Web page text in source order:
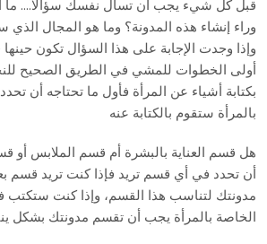
قبل كل شيء يجب أن تسأل نفسك سؤالاً…. ما
وراء إنشاء هذه المدونة؟ وما هو المجال الذي
وإذا وجدت الإجابة على هذا السؤال تكون
أولى الخطوات للمشي في الطريق الصحيح
بكتابة أشياء عن المرأة فأول ما تحتاجه أن
بالمرأة ستقوم بالكتابة عنه
هل قسم العناية بالبشرة أم قسم الملابس أو
أن تحدد في أي قسم تريد فإذا كنت تريد قسم
مدونتك لتناسب هذا القسم، وإذا كنت ستكتب
الخاصة بالمرأة يجب أن تقسم مدونتك